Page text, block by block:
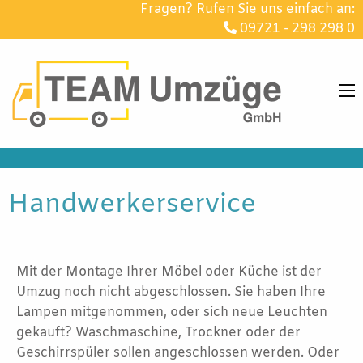
Fragen? Rufen Sie uns einfach an:
09721 - 298 298 0
Handwerkerservice
Mit der Montage Ihrer Möbel oder Küche ist der
Umzug noch nicht abgeschlossen. Sie haben Ihre
Lampen mitgenommen, oder sich neue Leuchten
gekauft? Waschmaschine, Trockner oder der
Geschirrspüler sollen angeschlossen werden. Oder